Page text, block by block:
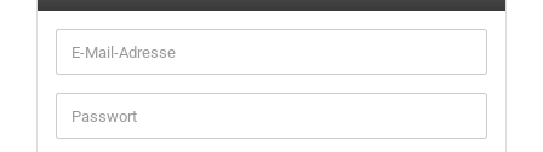
E-
Mail-
Adresse
Passwort